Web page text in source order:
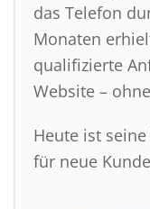
das Telefon
Monaten
qualifizierte
Website –
Heute ist
für neue